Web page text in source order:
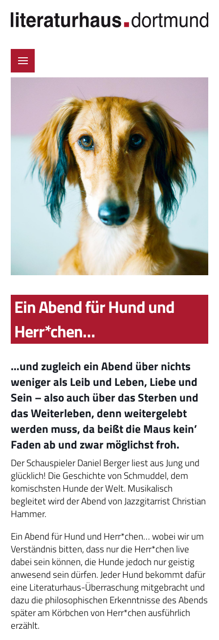
Ein Abend für Hund und
Herr*chen…
…und zugleich ein Abend über nichts
weniger als Leib und Leben, Liebe und
Sein – also auch über das Sterben und
das Weiterleben, denn weitergelebt
werden muss, da beißt die Maus kein’
Faden ab und zwar möglichst froh.
Der Schauspieler Daniel Berger liest aus Jung und
glücklich! Die Geschichte von Schmuddel, dem
komischsten Hunde der Welt. Musikalisch
begleitet wird der Abend von Jazzgitarrist Christian
Hammer.
Ein Abend für Hund und Herr*chen… wobei wir um
Verständnis bitten, dass nur die Herr*chen live
dabei sein können, die Hunde jedoch nur geistig
anwesend sein dürfen. Jeder Hund bekommt dafür
eine Literaturhaus-Überraschung mitgebracht und
dazu die philosophischen Erkenntnisse des Abends
später am Körbchen von Herr*chen ausführlich
erzählt.